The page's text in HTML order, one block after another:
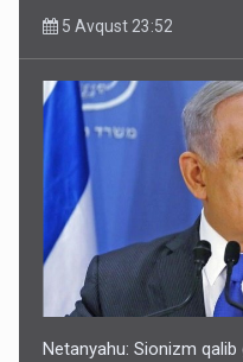
Rusiya Azərbaycan
5 Avqust 11:53
5 Avqust 23:52
Netanyahu: Sionizm qalib